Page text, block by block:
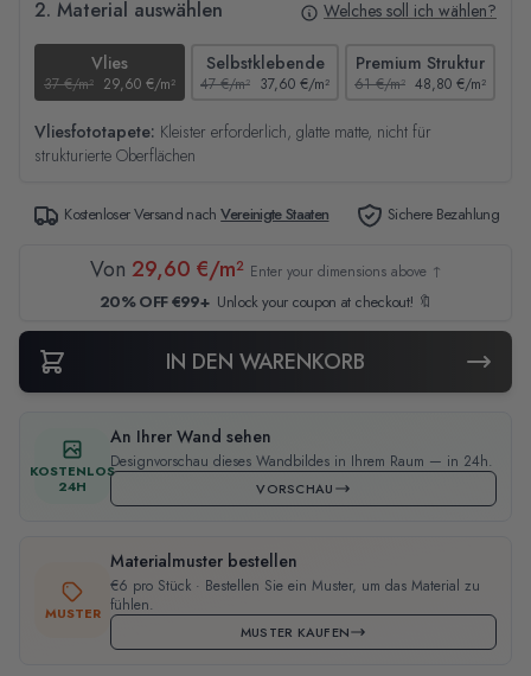
2. Material auswählen Welches soll ich wählen?
Vlies
37 €/m² 29,60 €/m²
Selbstklebende
47 €/m² 37,60 €/m²
Premium Struktur
61 €/m² 48,80 €/m²
Vliesfototapete: Kleister erforderlich, glatte matte, nicht für
strukturierte Oberflächen
Kostenloser Versand nachVereinigte Staaten Sichere Bezahlung
Von 29,60 €/m² Enter your dimensions above ↑
20% OFF €99+ Unlock your coupon at checkout! 🔖
IN DEN WARENKORB
KOSTENLOS
24H
An Ihrer Wand sehen
Designvorschau dieses Wandbildes in Ihrem Raum — in 24h.
VORSCHAU
MUSTER
Materialmuster bestellen
€6 pro Stück · Bestellen Sie ein Muster, um das Material zu
fühlen.
MUSTER KAUFEN